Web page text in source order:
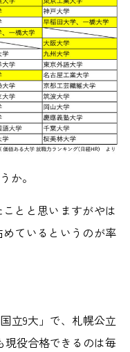
か。
とと思いますがやは
ているというのが率
立9大」で、札幌公立
現役合格できるのは毎